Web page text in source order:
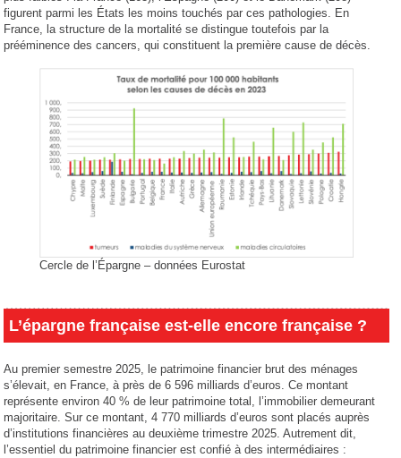
figurent parmi les États les moins touchés par ces pathologies. En
France, la structure de la mortalité se distingue toutefois par la
prééminence des cancers, qui constituent la première cause de décès.
Cercle de l’Épargne – données Eurostat
L’épargne française est-elle encore française ?
Au premier semestre 2025, le patrimoine financier brut des ménages
s’élevait, en France, à près de 6 596 milliards d’euros. Ce montant
représente environ 40 % de leur patrimoine total, l’immobilier demeurant
majoritaire. Sur ce montant, 4 770 milliards d’euros sont placés auprès
d’institutions financières au deuxième trimestre 2025. Autrement dit,
l’essentiel du patrimoine financier est confié à des intermédiaires :